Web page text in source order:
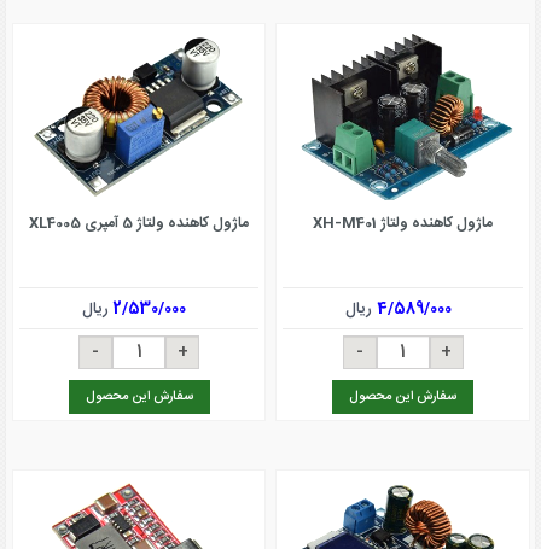
ماژول کاهنده ولتاژ XH-M401
4/589/000 ریال
سفارش این محصول
ماژول کاهنده ولتاژ 5 آمپری XL4005
2/530/000ریال
سفارش این محصول